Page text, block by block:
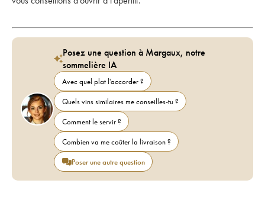
Posez une question à Margaux, notre
sommelière IA
Avec quel plat l'accorder ?
Quels vins similaires me conseilles-tu ?
Comment le servir ?
Combien va me coûter la livraison ?
Poser une autre question